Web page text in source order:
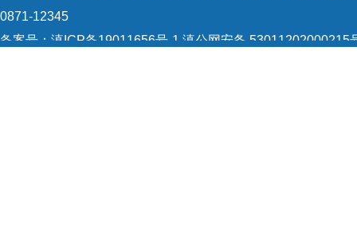
0871-12345
备案号： 滇ICP备19011656号-1 滇公网安备 53011202000215